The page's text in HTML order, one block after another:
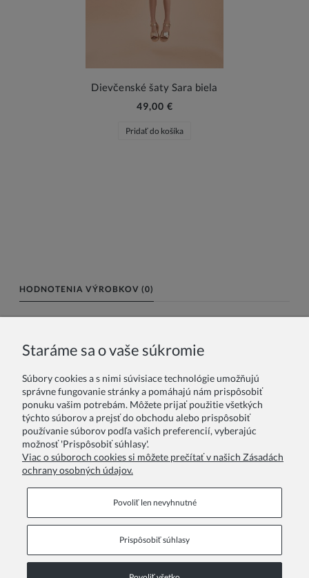
Dievčenské šaty Sara biela
49,00 €
Pridať do košíka
HODNOTENIA VÝROBKOV (0)
Vaše hodnotenie:
Staráme sa o vaše súkromie
Súbory cookies a s nimi súvisiace technológie umožňujú
správne fungovanie stránky a pomáhajú nám prispôsobiť
ponuku vašim potrebám. Môžete prijať použitie všetkých
týchto súborov a prejsť do obchodu alebo prispôsobiť
používanie súborov podľa vašich preferencií, vyberajúc
možnosť 'Prispôsobiť súhlasy'.
Viac o súboroch cookies si môžete prečítať v našich Zásadách
ochrany osobných údajov.
Povoliť len nevyhnutné
Prispôsobiť súhlasy